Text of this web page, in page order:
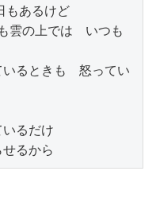
あるけど
の上では　いつも
るときも　怒ってい
るだけ
るから